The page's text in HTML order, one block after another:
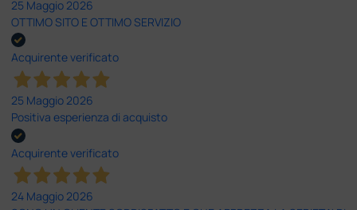
25 Maggio 2026
OTTIMO SITO E OTTIMO SERVIZIO
Acquirente verificato
25 Maggio 2026
Positiva esperienza di acquisto
Acquirente verificato
24 Maggio 2026